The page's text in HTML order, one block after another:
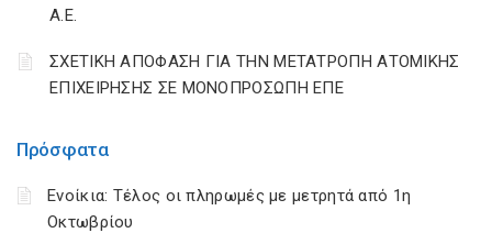
Πρόσφατα
Ενοίκια: Τέλος οι πληρωμές με μετρητά από 1η
Οκτωβρίου
Α.Ε.
ΣΧΕΤΙΚΗ ΑΠΟΦΑΣΗ ΓΙΑ ΤΗΝ ΜΕΤΑΤΡΟΠΗ ΑΤΟΜΙΚΗΣ
ΕΠΙΧΕΙΡΗΣΗΣ ΣΕ ΜΟΝΟΠΡΟΣΩΠΗ ΕΠΕ